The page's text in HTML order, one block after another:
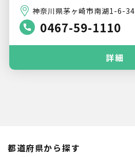
神奈川県茅ヶ崎市南湖1-6-34
0467-59-1110
詳細
都道府県から探す